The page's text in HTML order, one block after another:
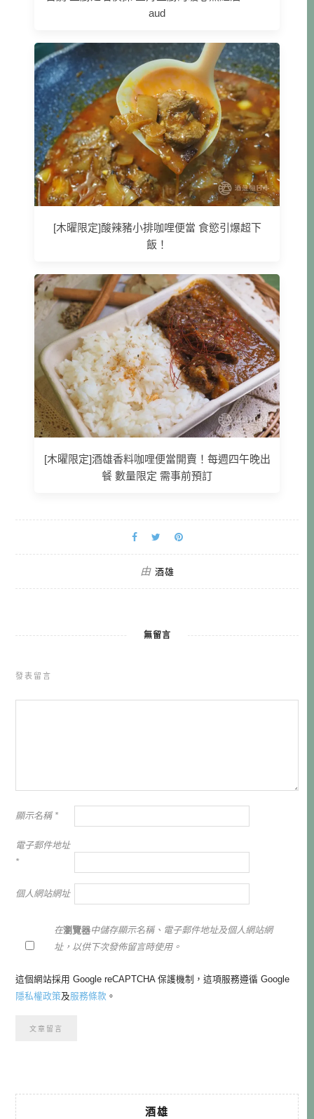
aud
[木曜限定]酸辣豬小排咖哩便當 食慾引爆超下
飯！
[木曜限定]酒雄香料咖哩便當開賣！每週四午晚出
餐 數量限定 需事前預訂
由 酒雄
無留言
發表留言
顯示名稱 *
電子郵件地址
*
個人網站網址
在瀏覽器中儲存顯示名稱、電子郵件地址及個人網站網
址，以供下次發佈留言時使用。
這個網站採用 Google reCAPTCHA 保護機制，這項服務遵循 Google
隱私權政策及服務條款 。
酒雄